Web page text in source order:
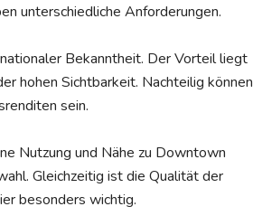
unterschiedliche Anforderungen.
Bekanntheit. Der Vorteil liegt
hohen Sichtbarkeit. Nachteilig können
sein.
Nutzung und Nähe zu Downtown
Gleichzeitig ist die Qualität der
besonders wichtig.